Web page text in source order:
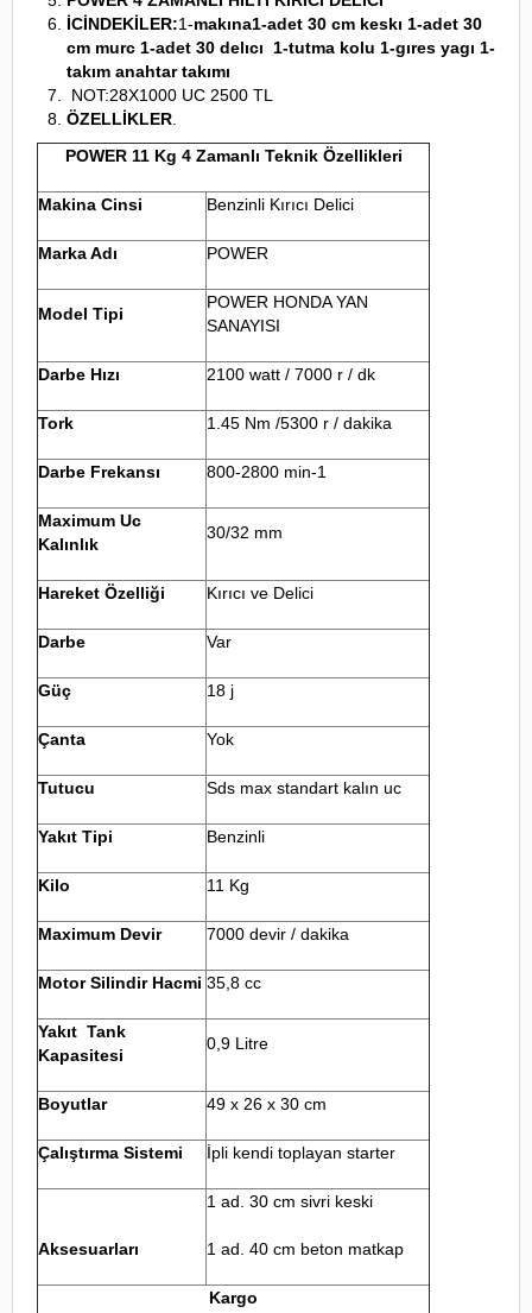
İCİNDEKİLER:1-makına1-adet 30 cm keskı 1-adet 30
cm murc 1-adet 30 delıcı 1-tutma kolu 1-gıres yagı 1-
takım anahtar takımı
NOT:28X1000 UC 2500 TL
ÖZELLİKLER
POWER 11 Kg 4 Zamanlı Teknik Özellikleri
Makina Cinsi Benzinli Kırıcı Delici
Marka Adı POWER
Model Tipi
POWER HONDA YAN
SANAYISI
Darbe Hızı 2100 watt / 7000 r / dk
Tork 1.45 Nm /5300 r / dakika
Darbe Frekansı 800-2800 min-1
Maximum Uc
Kalınlık
30/32 mm
Hareket Özelliği Kırıcı ve Delici
Darbe Var
Güç 18 j
Çanta Yok
Tutucu Sds max standart kalın uc
Yakıt Tipi Benzinli
Kilo 11 Kg
Maximum Devir 7000 devir / dakika
Motor Silindir Hacmi 35,8 cc
Yakıt Tank
Kapasitesi
0,9 Litre
Boyutlar 49 x 26 x 30 cm
Çalıştırma Sistemi İpli kendi toplayan starter
Aksesuarları
1 ad. 30 cm sivri keski
1 ad. 40 cm beton matkap
Kargo